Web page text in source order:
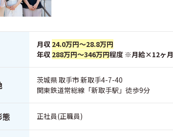
月収 24.0万円～28.8万円
年収 288万円～346万円程度 ※月給×12ヶ月
茨城県 取手市 新取手4-7-40
関東鉄道常総線「新取手駅」徒歩9分
態 正社員(正職員)